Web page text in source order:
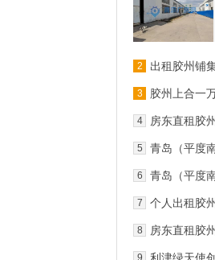
2
出租胶州铺
3 胶州上合一
4
房东直租胶
5
青岛（平度
6
青岛（平度
7
个人出租胶
8
房东直租胶
9